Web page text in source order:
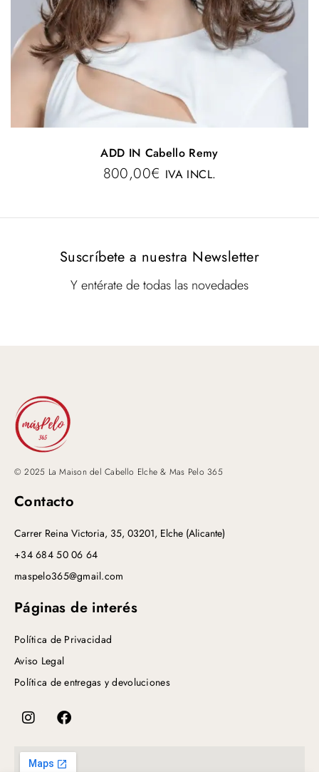
ADD IN Cabello Remy
800,00€ IVA INCL.
Suscríbete a nuestra Newsletter
Y entérate de todas las novedades
© 2025 La Maison del Cabello Elche & Mas Pelo 365
Contacto
Carrer Reina Victoria, 35, 03201, Elche (Alicante)
+34 684 50 06 64
maspelo365@gmail.com
Páginas de interés
Política de Privacidad
Aviso Legal
Política de entregas y devoluciones